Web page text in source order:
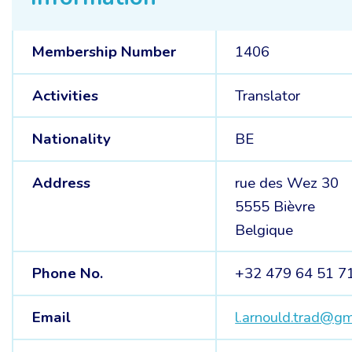
Membership Number 1406
Activities Translator
Nationality BE
Address
rue des Wez 30
5555 Bièvre
Belgique
Phone No. +32 479 64 51
Email